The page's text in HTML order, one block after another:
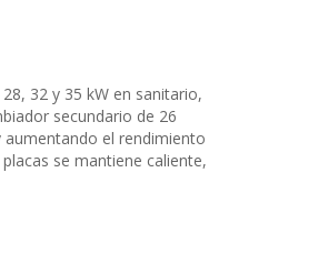
32 y 35 kW en sanitario,
secundario de 26
el rendimiento
se mantiene caliente,